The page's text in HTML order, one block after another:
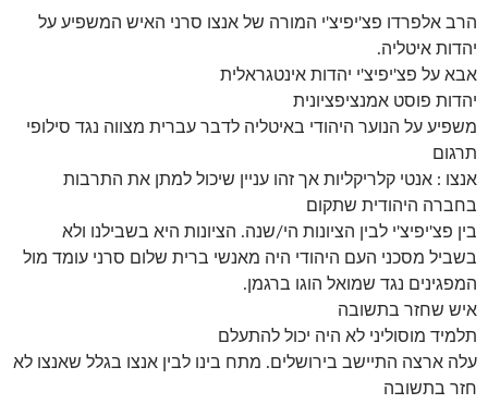
הרב אלפרדו פצ'יפיצ'י המורה של אנצו סרני האיש המשפיע על
יהדות איטליה.
אבא על פצ'יפיצ'י יהדות אינטגראלית
יהדות פוסט אמנציפציונית
משפיע על הנוער היהודי באיטליה לדבר עברית מצווה נגד סילופי
תרגום
אנצו : אנטי קלריקליות אך זהו עניין שיכול למתן את התרבות
בחברה היהודית שתקום
בין פצ'יפיצ'י לבין הציונות הי/שנה. הציונות היא בשבילנו ולא
בשביל מסכני העם היהודי היה מאנשי ברית שלום סרני עומד מול
המפגינים נגד שמואל הוגו ברגמן.
איש שחזר בתשובה
תלמיד מוסוליני לא היה יכול להתעלם
עלה ארצה התיישב בירושלים. מתח בינו לבין אנצו בגלל שאנצו לא
חזר בתשובה